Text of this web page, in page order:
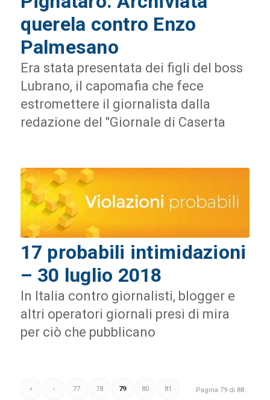
querela contro Enzo
Palmesano
Era stata presentata dei figli del boss
Lubrano, il capomafia che fece
estromettere il giornalista dalla
redazione del "Giornale di Caserta
17 probabili intimidazioni
– 30 luglio 2018
In Italia contro giornalisti, blogger e
altri operatori giornali presi di mira
per ciò che pubblicano
Pagina 79 di 88
« ‹ 77 78 79 80 81